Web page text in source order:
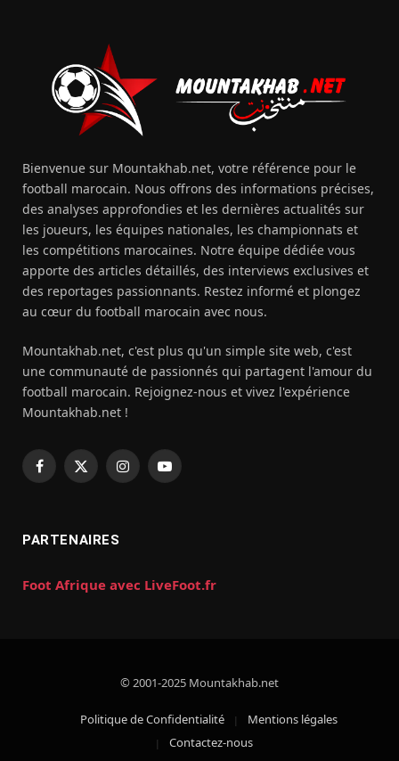
Bienvenue sur Mountakhab.net, votre référence pour le
football marocain. Nous offrons des informations précises,
des analyses approfondies et les dernières actualités sur
les joueurs, les équipes nationales, les championnats et
les compétitions marocaines. Notre équipe dédiée vous
apporte des articles détaillés, des interviews exclusives et
des reportages passionnants. Restez informé et plongez
au cœur du football marocain avec nous.
Mountakhab.net, c'est plus qu'un simple site web, c'est
une communauté de passionnés qui partagent l'amour du
football marocain. Rejoignez-nous et vivez l'expérience
Mountakhab.net !
Facebook
X
InstagramYouTube
PARTENAIRES
Foot Afrique avec LiveFoot.fr
© 2001-2025 Mountakhab.net
Politique de Confidentialité
Mentions légales
Contactez-nous